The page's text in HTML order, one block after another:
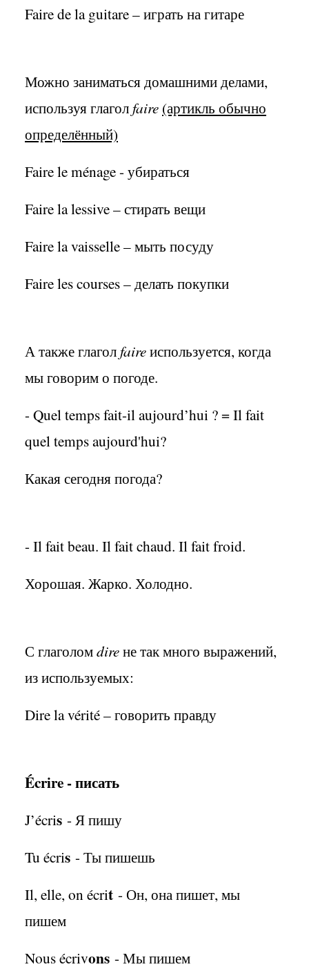
Faire de la guitare – играть на гитаре
Можно заниматься домашними делами,
используя глаголfaire (артикль обычно
определённый)
Faire le ménage - убираться
Faire la lessive – стирать вещи
Faire la vaisselle – мыть посуду
Faire les courses – делать покупки
А также глаголfaireиспользуется, когда
мы говорим о погоде.
- Quel temps fait-il aujourd’hui ? = Il fait
quel temps aujourd'hui?
Какая сегодня погода?
- Il fait beau. Il fait chaud. Il fait froid.
Хорошая. Жарко. Холодно.
С глаголомdireне так много выражений,
из используемых:
Dire la vérité – говорить правду
Écrire - писать
J’écris - Я пишу
Tu écris - Ты пишешь
Il, elle, on écrit - Он, она пишет, мы
пишем
Nous écrivons - Мы пишем